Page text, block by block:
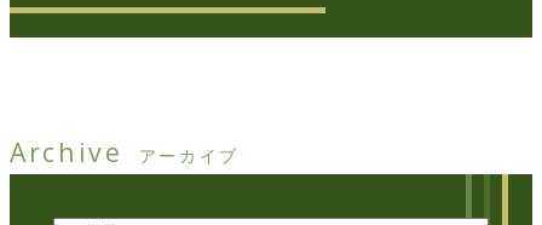
Archive アーカイブ